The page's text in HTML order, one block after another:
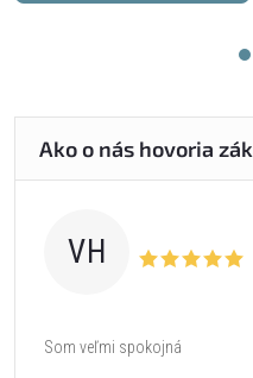
VH
Som veľmi spokojná